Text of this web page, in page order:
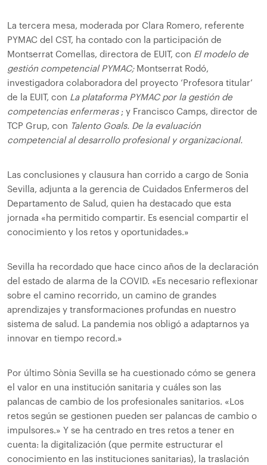
La tercera mesa, moderada por Clara Romero, referente
PYMAC del CST, ha contado con la participación de
Montserrat Comellas, directora de EUIT, con El modelo de
gestión competencial PYMAC;Montserrat Rodó,
investigadora colaboradora del proyecto ‘Profesora titular’
de la EUIT, con La plataforma PYMAC por la gestión de
competencias enfermeras; y Francisco Camps, director de
TCP Grup, con Talento Goals. De la evaluación
competencial al desarrollo profesional y organizacional.
Las conclusiones y clausura han corrido a cargo de Sonia
Sevilla, adjunta a la gerencia de Cuidados Enfermeros del
Departamento de Salud, quien ha destacado que esta
jornada «ha permitido compartir. Es esencial compartir el
conocimiento y los retos y oportunidades.»
Sevilla ha recordado que hace cinco años de la declaración
del estado de alarma de la COVID. «Es necesario reflexionar
sobre el camino recorrido, un camino de grandes
aprendizajes y transformaciones profundas en nuestro
sistema de salud. La pandemia nos obligó a adaptarnos ya
innovar en tiempo record.»
Por último Sònia Sevilla se ha cuestionado cómo se genera
el valor en una institución sanitaria y cuáles son las
palancas de cambio de los profesionales sanitarios. «Los
retos según se gestionen pueden ser palancas de cambio o
impulsores.» Y se ha centrado en tres retos a tener en
cuenta: la digitalización (que permite estructurar el
conocimiento en las instituciones sanitarias), la traslación